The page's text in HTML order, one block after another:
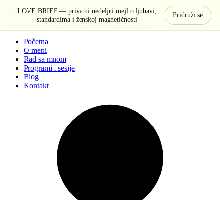
LOVE BRIEF — privatni nedeljni mejl o ljubavi,
standardima i ženskoj magnetičnosti
Pridruži se
Pređi na sadržaj
Ivana Anđić - za žene koje žele da budu izabrane, ne samo poželjne
Početna
O meni
Rad sa mnom
Programi i sesije
Blog
Kontakt